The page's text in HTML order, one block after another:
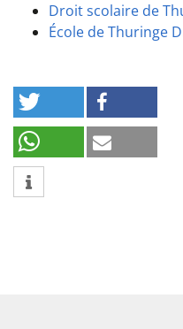
Droit scolaire de
École de Thuringe